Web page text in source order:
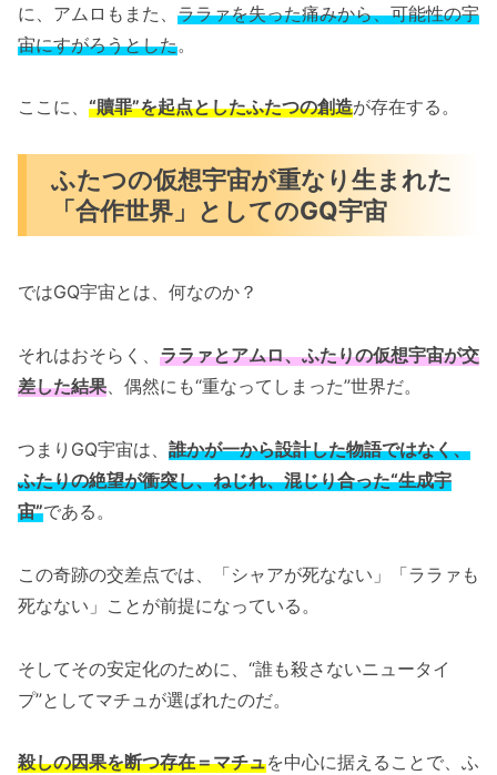
に、アムロもまた、 ララァを失った痛みから、可能性の宇
宙にすがろうとした。
ここに、 “贖罪”を起点としたふたつの創造が存在する。
ふたつの仮想宇宙が重なり生まれた
「合作世界」としてのGQ宇宙
ではGQ宇宙とは、何なのか？
それはおそらく、 ララァとアムロ、ふたりの仮想宇宙が交
差した結果、偶然にも“重なってしまった”世界だ。
つまりGQ宇宙は、 誰かが一から設計した物語ではなく、
ふたりの絶望が衝突し、ねじれ、混じり合った“生成宇
宙”である。
この奇跡の交差点では、「シャアが死なない」「ララァも
死なない」ことが前提になっている。
そしてその安定化のために、“誰も殺さないニュータイ
プ”としてマチュが選ばれたのだ。
殺しの因果を断つ存在＝マチュを中心に据えることで、ふ